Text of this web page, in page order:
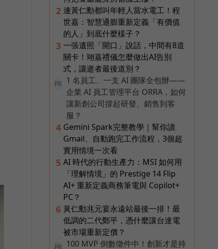
2 連黃仁勳都叫年輕人當水電工！程
世嘉：智慧通膨重新定義「有價值
的人」到底什麼樣子？
3 一張遺照「開口」說話，中間有8道
關卡！翊嘉禮儀怎麼做出AI告別
式，讓逝者最後道別？
PR
1 名員工、一支 AI 團隊全包辦——
企業 AI 員工管理平台 ORRA，如何
讓新創公司撐起研發、銷售到客
服？
4 Gemini Spark完整教學｜幫你讀
Gmail、自動跑完工作流程，3個超
實用情境一次看
5 AI 時代的行動生產力：MSI 如何用
「理解情境」的 Prestige 14 Flip
AI+ 重新定義商務筆電與 Copilot+
PC？
6 黃仁勳兆元宴永遠站最後一排！最
低調的二代鄭平，憑什麼讓台達電
被市場重新定價？
PR 100 MVP 倒數徵件中！創新才是持